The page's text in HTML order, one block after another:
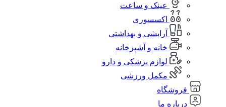
عینک و ساعت
اکسسوری
آرایشی و بهداشتی
خانه و آشپزخانه
لوازم پزشکی و دارو
مکمل ورزشی
فروشگاه
درباره ما